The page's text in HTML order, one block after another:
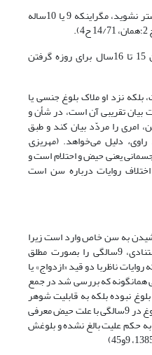
- امام باقر‌علیه‌السلام: با دختر همبستر نشوید، مگراینکه 9 یا 10ساله
- امام صادق‌‌علیه‌السلام:«کودک بین 15 تا 16سال برای روزه گرفتن
نزد او ملاک بلوغ جنسی یا
تقریبی آن است، در شأن و
امری را مردّد بیان کند و طبق
، دلیل می‌خواهد. (مهریزی,
جسمانی یعنی حیض و احتلام است و
روایات درباره سن است
به سن خاص وارد است زیرا
صرفنظر از مرسله بودن روایات استنادی، 9سالگی را بصورت مطلق
ناظربا دو قید «ازدواج» یا
همانگونه که بررسی شد در جمع
بلوغ نبوده بلکه به قابلیت شوهر
کردن مقید است. و در روایت دیگر بلوغ در 9سالگی با علت حیض معرفی
حکم علیت بالغ نشده و بلوغش